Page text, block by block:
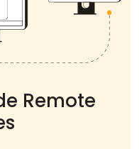
Remote